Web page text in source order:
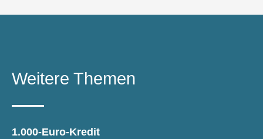
Weitere Themen
1.000-Euro-Kredit